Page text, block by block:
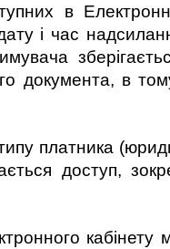
в
і час
документа, в
типу платника
доступ,
кабінету